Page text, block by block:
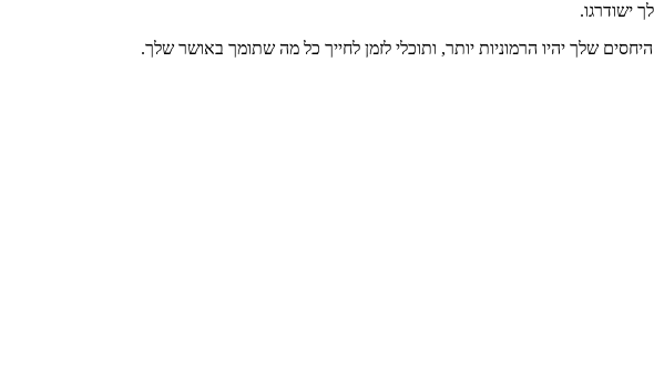
ישודרגו.
שלך יהיו הרמוניות יותר, ותוכלי לזמן לחייך כל מה שתומך באושר שלך.